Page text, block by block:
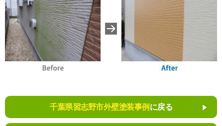
千葉県習志野市外壁塗装事例 に戻る